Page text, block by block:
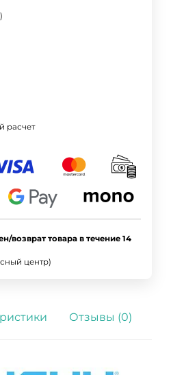
расчет
возврат товара в течение 14
центр)
Отзывы (0)